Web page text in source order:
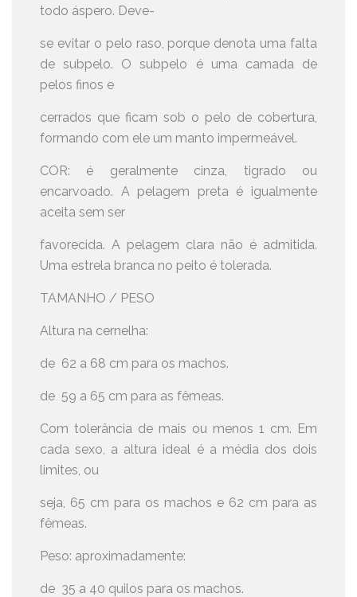
todo áspero. Deve-
se evitar o pelo raso, porque denota uma falta
de subpelo. O subpelo é uma camada de
pelos finos e
cerrados que ficam sob o pelo de cobertura,
formando com ele um manto impermeável.
COR: é geralmente cinza, tigrado ou
encarvoado. A pelagem preta é igualmente
aceita sem ser
favorecida. A pelagem clara não é admitida.
Uma estrela branca no peito é tolerada.
TAMANHO / PESO
Altura na cernelha:
de 62 a 68 cm para os machos.
de 59 a 65 cm para as fêmeas.
Com tolerância de mais ou menos 1 cm. Em
cada sexo, a altura ideal é a média dos dois
limites, ou
seja, 65 cm para os machos e 62 cm para as
fêmeas.
Peso: aproximadamente:
de 35 a 40 quilos para os machos.